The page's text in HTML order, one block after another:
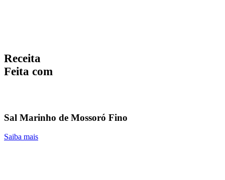
Receita
Feita com
Sal Marinho de Mossoró Fino
Saiba mais